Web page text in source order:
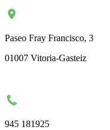
Paseo Fray Francisco, 3
01007 Vitoria-Gasteiz
945 181925